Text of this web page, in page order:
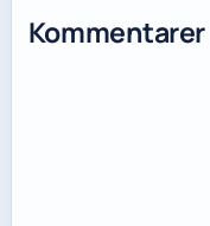
Kommentarer